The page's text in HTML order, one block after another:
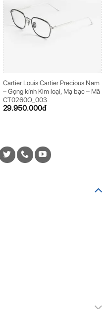
Cartier Louis Cartier Precious Nam
– Gọng kính Kim loại, Mạ bạc – Mã
CT0260O_003
29.950.000đ